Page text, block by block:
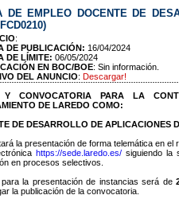
DE EMPLEO DOCENTE DE
:
DE PUBLICACIÓN: 16/04/2024
DE LÍMITE: 06/05/2024
EN BOC/BOE: Sin información.
DEL ANUNCIO: Descargar!
Y CONVOCATORIA PARA LA
DE LAREDO COMO:
DE DESARROLLO DE APLICACIONES
la presentación de forma telemática en
https://sede.laredo.es/ siguiendo la
en procesos selectivos.
para la presentación de instancias será de
la publicación de la convocatoria.